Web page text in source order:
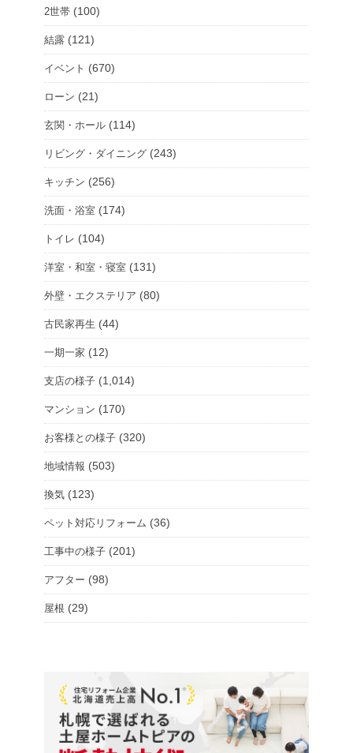
2世帯 (100)
結露 (121)
イベント (670)
ローン (21)
玄関・ホール (114)
リビング・ダイニング (243)
キッチン (256)
洗面・浴室 (174)
トイレ (104)
洋室・和室・寝室 (131)
外壁・エクステリア (80)
古民家再生 (44)
一期一家 (12)
支店の様子 (1,014)
マンション (170)
お客様との様子 (320)
地域情報 (503)
換気 (123)
ペット対応リフォーム (36)
工事中の様子 (201)
アフター (98)
屋根 (29)